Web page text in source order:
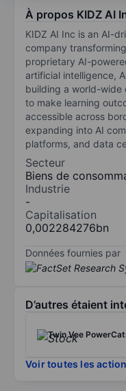
À propos KIDZ AI
KIDZ AI Inc is an AI-
company
proprietary AI-
artificial intelligence,
building a world-wide
to make learning
accessible across
expanding into AI
platforms, and data
Secteur
Biens de
Industrie
-
Capitalisation
0,002284276bn
Données fournies par
D’autres étaient
Twin Vee
Voir toutes les